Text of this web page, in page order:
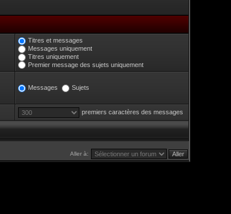
Titres et messages
Messages uniquement
Titres uniquement
Premier message des sujets uniquement
Messages Sujets
premiers caractères des messages
Aller à: